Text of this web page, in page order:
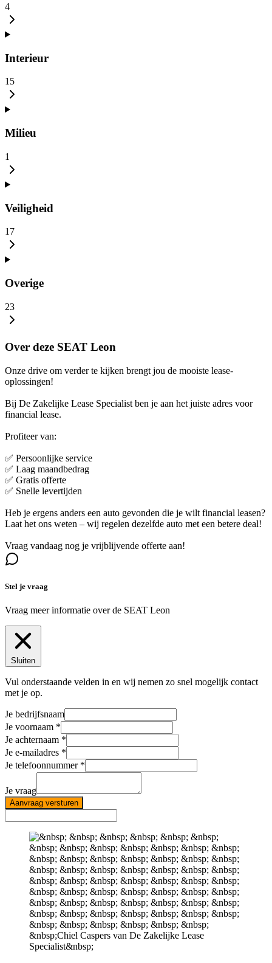
4
Interieur
15
Milieu
1
Veiligheid
17
Overige
23
Over deze SEAT Leon
Onze drive om verder te kijken brengt jou de mooiste lease-
oplossingen!
Bij De Zakelijke Lease Specialist ben je aan het juiste adres voor
financial lease.
Profiteer van:
✅ Persoonlijke service
✅ Laag maandbedrag
✅ Gratis offerte
✅ Snelle levertijden
Heb je ergens anders een auto gevonden die je wilt financial leasen?
Laat het ons weten – wij regelen dezelfde auto met een betere deal!
Vraag vandaag nog je vrijblijvende offerte aan!
Stel je vraag
Vraag meer informatie over de SEAT Leon
Sluiten
Vul onderstaande velden in en wij nemen zo snel mogelijk contact
met je op.
Je bedrijfsnaam
Je voornaam
Je achternaam
Je e-mailadres
Je telefoonnummer
Je vraag
Aanvraag versturen